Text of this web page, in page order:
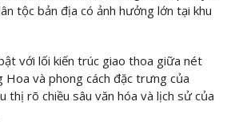
tộc bản địa có ảnh hưởng lớn tại khu
với lối kiến trúc giao thoa giữa nét
và phong cách đặc trưng của
thị rõ chiều sâu văn hóa và lịch sử của